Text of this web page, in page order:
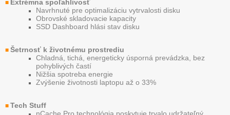
■ Extrémna spoľahlivosť
Navrhnuté pre optimalizáciu vytrvalosti disku
Obrovské skladovacie kapacity
SSD Dashboard hlási stav disku
■ Šetrnosť k životnému prostrediu
Chladná, tichá, energeticky úsporná prevádzka, bez
pohyblivých častí
Nižšia spotreba energie
Zvýšenie životnosti laptopu až o 33%
■ Tech Stuff
nCache Pro technológia poskytuje trvalo udržateľný